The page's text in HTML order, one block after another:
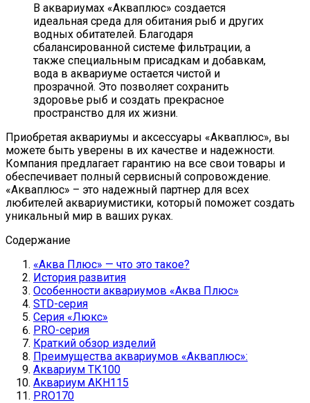
В аквариумах «Акваплюс» создается
идеальная среда для обитания рыб и других
водных обитателей. Благодаря
сбалансированной системе фильтрации, а
также специальным присадкам и добавкам,
вода в аквариуме остается чистой и
прозрачной. Это позволяет сохранить
здоровье рыб и создать прекрасное
пространство для их жизни.
Приобретая аквариумы и аксессуары «Акваплюс», вы
можете быть уверены в их качестве и надежности.
Компания предлагает гарантию на все свои товары и
обеспечивает полный сервисный сопровождение.
«Акваплюс» – это надежный партнер для всех
любителей аквариумистики, который поможет создать
уникальный мир в ваших руках.
Содержание
«Аква Плюс» — что это такое?
История развития
Особенности аквариумов «Аква Плюс»
STD-серия
Серия «Люкс»
PRO-серия
Краткий обзор изделий
Преимущества аквариумов «Акваплюс»:
Аквариум ТК100
Аквариум АКН115
PRO170